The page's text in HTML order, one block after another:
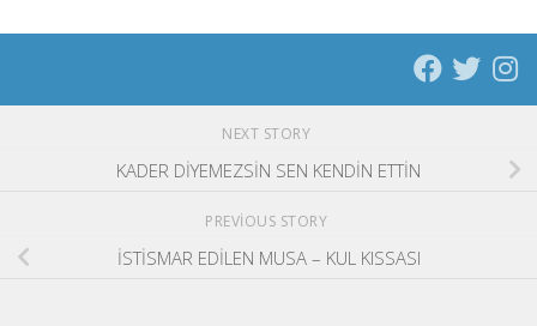
NEXT STORY
KADER DİYEMEZSİN SEN KENDİN ETTİN
PREVIOUS STORY
İSTİSMAR EDİLEN MUSA – KUL KISSASI